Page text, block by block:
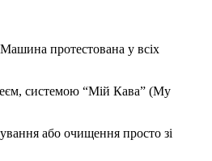
протестована у всіх
системою “Мій Кава” (My
або очищення просто зі